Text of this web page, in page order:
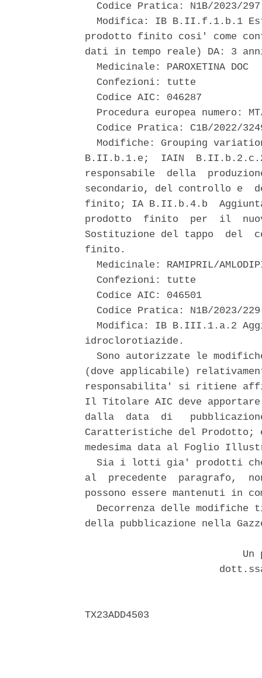
Codice Pratica: N1B/2023/
Modifica: IB B.II.f.1.b.1
prodotto finito cosi' come
dati in tempo reale) DA: 3
  Medicinale: PAROXETINA DOC
  Confezioni: tutte
  Codice AIC: 046287
Procedura europea numero:
Codice Pratica: C1B/2022/
Modifiche: Grouping
B.II.b.1.e;  IAIN
responsabile  della
secondario, del controllo
finito; IA B.II.b.4.b
prodotto  finito  per  il
Sostituzione del tappo  del
finito.
Medicinale: RAMIPRIL/
  Confezioni: tutte
  Codice AIC: 046501
Codice Pratica: N1B/2023/
Modifica: IB B.III.1.a.2
idroclorotiazide.
Sono autorizzate le
(dove applicabile)
responsabilita' si ritiene
Il Titolare AIC deve
dalla  data  di
Caratteristiche del
medesima data al Foglio
Sia i lotti gia' prodotti
al  precedente  paragrafo,
possono essere mantenuti in
Decorrenza delle modifiche
della pubblicazione nella
Un